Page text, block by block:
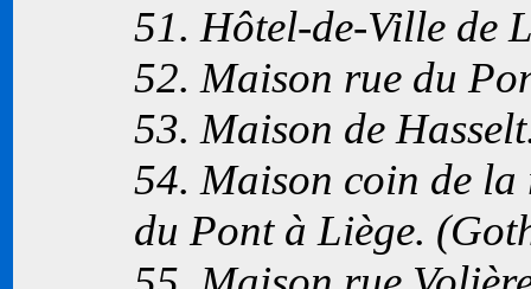
51. Hôtel-de-Ville de
52. Maison rue du
53. Maison de
54. Maison coin de
du Pont à Liège.